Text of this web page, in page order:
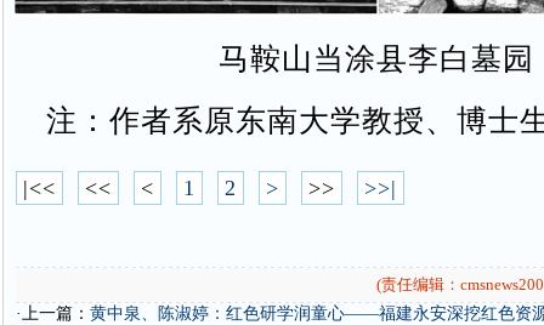
马鞍山当涂县李白墓园
注：作者系原东南大学教授、博士
|<< << < 1 2 > >> >>|
(责任编辑：
·上一篇： 黄中泉、陈淑婷：红色研学润童心——福建永安深挖红色资